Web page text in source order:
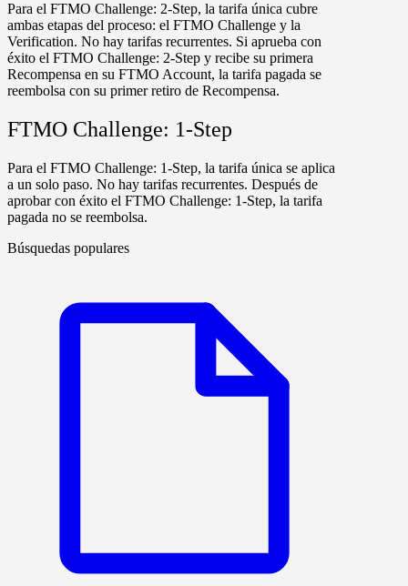
Para el FTMO Challenge: 2-Step, la tarifa única cubre
ambas etapas del proceso: el FTMO Challenge y la
Verification. No hay tarifas recurrentes. Si aprueba con
éxito el FTMO Challenge: 2-Step y recibe su primera
Recompensa en su FTMO Account, la tarifa pagada se
reembolsa con su primer retiro de Recompensa.
FTMO Challenge: 1-Step
Para el FTMO Challenge: 1-Step, la tarifa única se aplica
a un solo paso. No hay tarifas recurrentes. Después de
aprobar con éxito el FTMO Challenge: 1-Step, la tarifa
pagada no se reembolsa.
Búsquedas populares